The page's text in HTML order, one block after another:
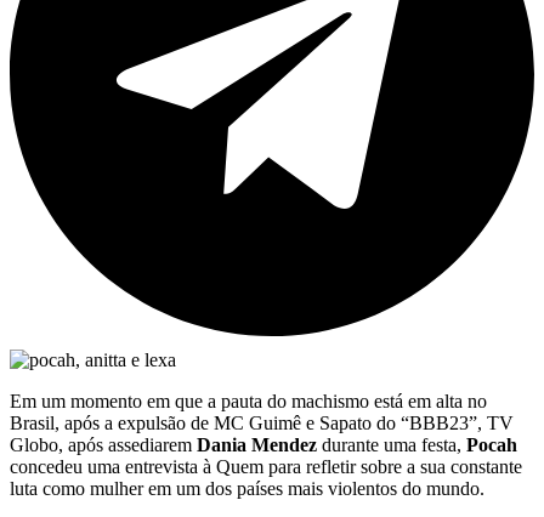
Em um momento em que a pauta do machismo está em alta no
Brasil, após a expulsão de MC Guimê e Sapato do “BBB23”, TV
Globo, após assediarem Dania Mendez durante uma festa, Pocah
concedeu uma entrevista à Quem para refletir sobre a sua constante
luta como mulher em um dos países mais violentos do mundo.